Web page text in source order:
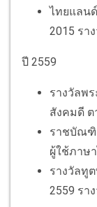
ไทยแลน
2015 รา
ปี 2559
รางวัลพ
สังคมดี
ราชบัณฑิ
ผู้ใช้ภาษ
รางวัลทู
2559 รา